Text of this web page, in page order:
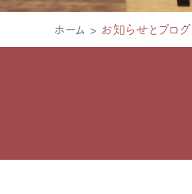
ホーム > お知らせとブログ